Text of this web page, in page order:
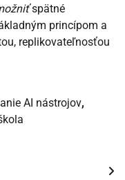
spätné
princípom a
replikovateľnosťou
AI nástrojov,